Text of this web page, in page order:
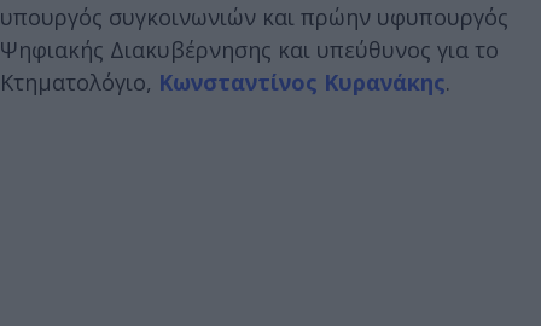
υπουργός συγκοινωνιών και πρώην υφυπουργός
Ψηφιακής Διακυβέρνησης και υπεύθυνος για το
Κτηματολόγιο, Κωνσταντίνος Κυρανάκης.